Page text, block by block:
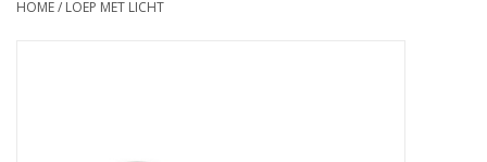
HOME/ LOEP MET LICHT